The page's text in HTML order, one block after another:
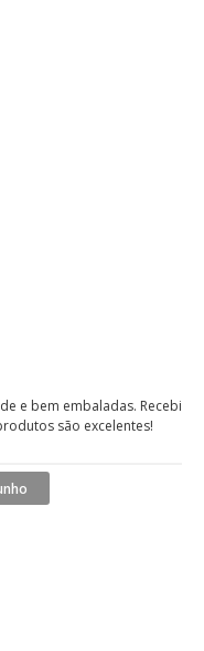
e bem embaladas. Recebi
são excelentes!